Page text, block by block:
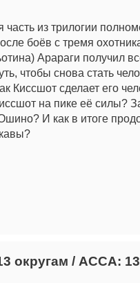
часть из трилогии
боёв с тремя
Арараги получил
чтобы снова стать
Киссшот сделает его
на пике её силы?
И как в итоге
округам / ACCA: